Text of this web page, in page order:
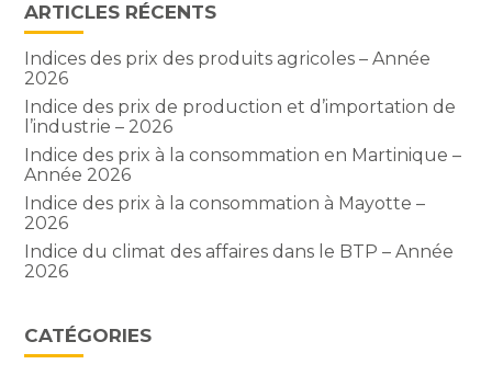
ARTICLES RÉCENTS
Indices des prix des produits agricoles – Année
2026
Indice des prix de production et d’importation de
l’industrie – 2026
Indice des prix à la consommation en Martinique –
Année 2026
Indice des prix à la consommation à Mayotte –
2026
Indice du climat des affaires dans le BTP – Année
2026
CATÉGORIES